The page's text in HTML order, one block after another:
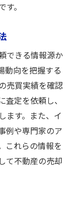
。
できる情報源か
動向を把握する
売買実績を確認
定を依頼し、
ます。また、イ
例や専門家のア
これらの情報を
て不動産の売却